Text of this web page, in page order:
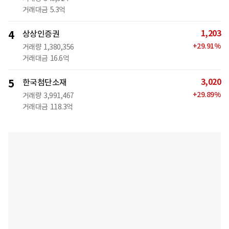
거래대금 5.3억
4 상상인증권
거래량 1,380,356
거래대금 16.6억
1,203
+29.91%
5 한국첨단소재
거래량 3,991,467
거래대금 118.3억
3,020
+29.89%